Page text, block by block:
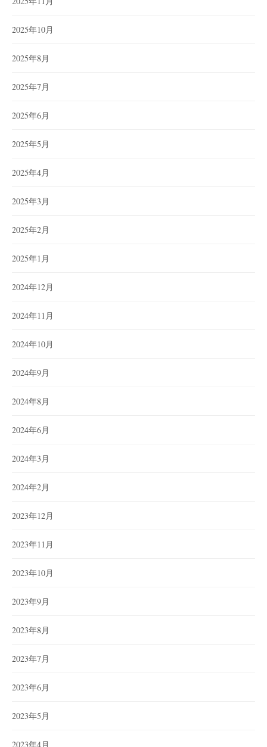
2025年10月
2025年8月
2025年7月
2025年6月
2025年5月
2025年4月
2025年3月
2025年2月
2025年1月
2024年12月
2024年11月
2024年10月
2024年9月
2024年8月
2024年6月
2024年3月
2024年2月
2023年12月
2023年11月
2023年10月
2023年9月
2023年8月
2023年7月
2023年6月
2023年5月
2023年4月